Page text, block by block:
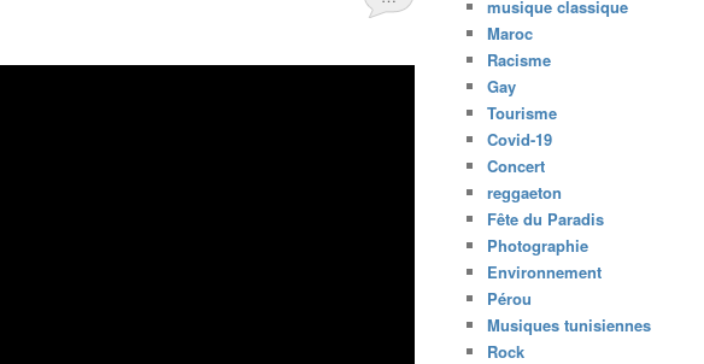
musique classique
Maroc
Racisme
Gay
Tourisme
Covid-19
Concert
reggaeton
Fête du Paradis
Photographie
Environnement
Pérou
Musiques tunisiennes
Rock